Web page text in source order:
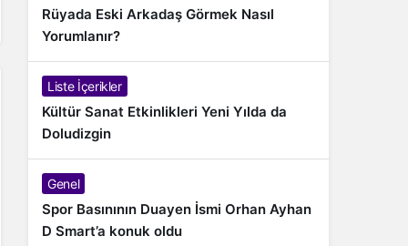
Rüyada Eski Arkadaş Görmek Nasıl
Yorumlanır?
Liste İçerikler
Kültür Sanat Etkinlikleri Yeni Yılda da
Doludizgin
Genel
Spor Basınının Duayen İsmi Orhan Ayhan
D Smart’a konuk oldu